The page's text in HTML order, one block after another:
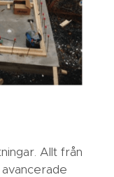
Allt från